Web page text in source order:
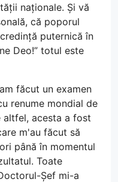
naționale. Și vă
că poporul
puternică în
Deo!” totul este
făcut un examen
renume mondial de
altfel, acesta a fost
m'au făcut să
până în momentul
Toate
Șef mi-a